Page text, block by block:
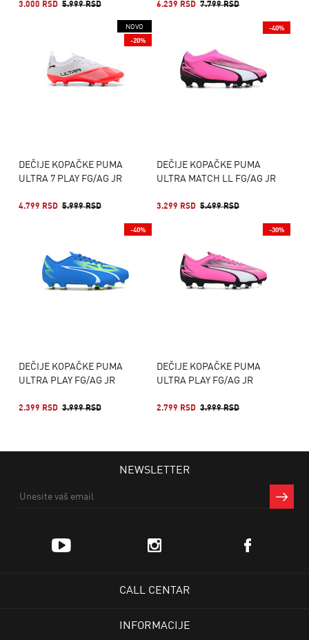
3.000 RSD 5.999 RSD 6.239 RSD 7.799 RSD
DEČIJE KOPAČKE PUMA
ULTRA 7 PLAY FG/AG JR
4.799 RSD 5.999 RSD
NOVO
-20%
DEČIJE KOPAČKE PUMA
ULTRA MATCH LL FG/AG JR
3.299 RSD 5.499 RSD
-40%
DEČIJE KOPAČKE PUMA
ULTRA PLAY FG/AG JR
2.399 RSD 3.999 RSD
-40%
DEČIJE KOPAČKE PUMA
ULTRA PLAY FG/AG JR
2.799 RSD 3.999 RSD
-30%
NEWSLETTER
CALL CENTAR
INFORMACIJE